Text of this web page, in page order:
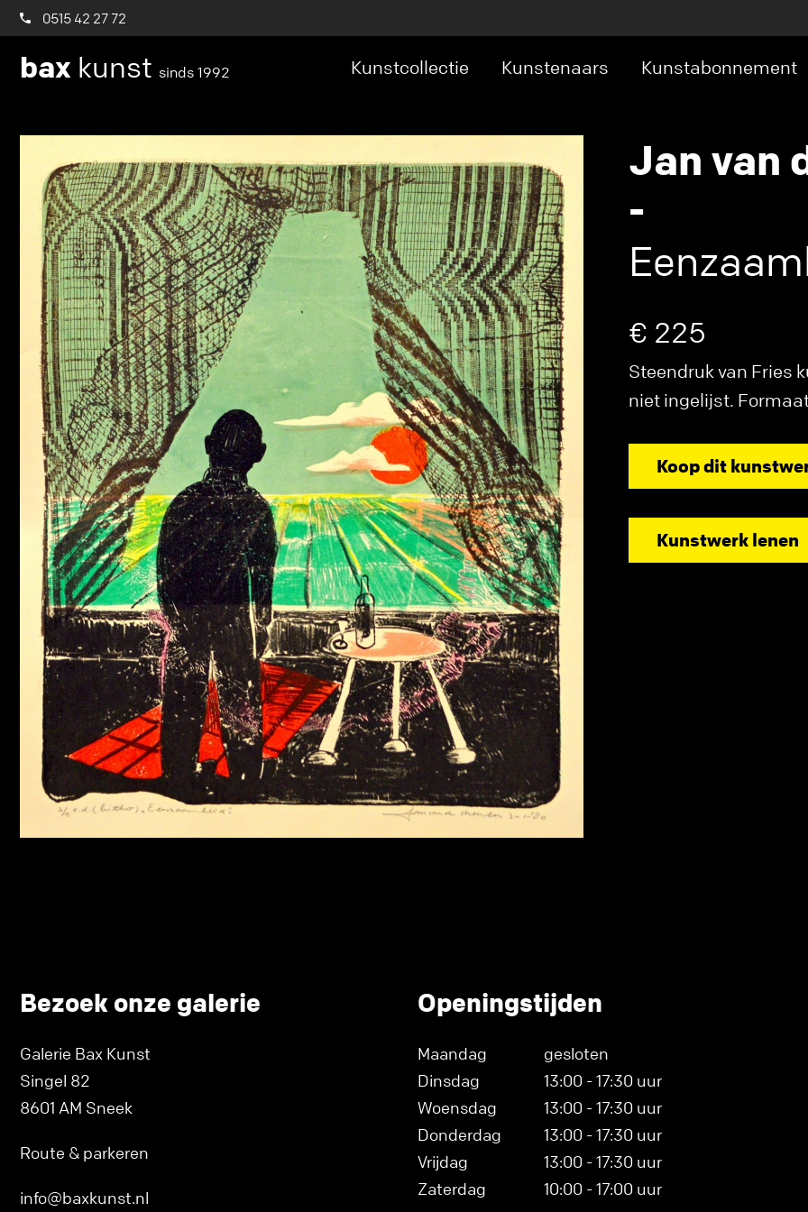
0515 42 27 72
bax kunst sinds 1992 Kunstcollectie Kunstenaars Kunstabonnement
Jan van
-
€ 225
Steendruk van Fries
niet ingelijst.
Koop dit
Kunstwerk lenen
Bezoek onze galerie
Galerie Bax Kunst
Singel 82
8601 AM Sneek
Route & parkeren
info@baxkunst.nl
Openingstijden
Maandag
gesloten
Dinsdag
13:00 - 17:30 uur
Woensdag
13:00 - 17:30 uur
Donderdag
13:00 - 17:30 uur
Vrijdag
13:00 - 17:30 uur
Zaterdag
10:00 - 17:00 uur